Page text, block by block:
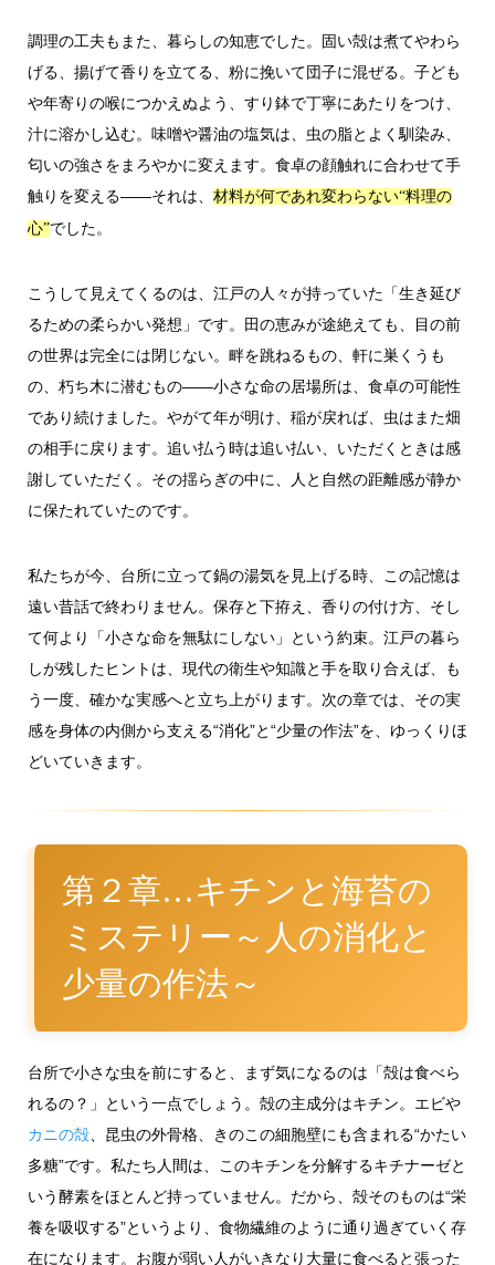
調理の工夫もまた、暮らしの知恵でした。固い殻は煮てやわら
げる、揚げて香りを立てる、粉に挽いて団子に混ぜる。子ども
や年寄りの喉につかえぬよう、すり鉢で丁寧にあたりをつけ、
汁に溶かし込む。味噌や醤油の塩気は、虫の脂とよく馴染み、
匂いの強さをまろやかに変えます。食卓の顔触れに合わせて手
触りを変える――それは、 材料が何であれ変わらない“料理の
心”でした。
こうして見えてくるのは、江戸の人々が持っていた「生き延び
るための柔らかい発想」です。田の恵みが途絶えても、目の前
の世界は完全には閉じない。畔を跳ねるもの、軒に巣くうも
の、朽ち木に潜むもの――小さな命の居場所は、食卓の可能性
であり続けました。やがて年が明け、稲が戻れば、虫はまた畑
の相手に戻ります。追い払う時は追い払い、いただくときは感
謝していただく。その揺らぎの中に、人と自然の距離感が静か
に保たれていたのです。
私たちが今、台所に立って鍋の湯気を見上げる時、この記憶は
遠い昔話で終わりません。保存と下拵え、香りの付け方、そし
て何より「小さな命を無駄にしない」という約束。江戸の暮ら
しが残したヒントは、現代の衛生や知識と手を取り合えば、も
う一度、確かな実感へと立ち上がります。次の章では、その実
感を身体の内側から支える“消化”と“少量の作法”を、ゆっくりほ
どいていきます。
第２章…キチンと海苔の
ミステリー～人の消化と
少量の作法～
台所で小さな虫を前にすると、まず気になるのは「殻は食べら
れるの？」という一点でしょう。殻の主成分はキチン。エビや
カニの殻、昆虫の外骨格、きのこの細胞壁にも含まれる“かたい
多糖”です。私たち人間は、このキチンを分解するキチナーゼと
いう酵素をほとんど持っていません。だから、殻そのものは“栄
養を吸収する”というより、食物繊維のように通り過ぎていく存
在になります。お腹が弱い人がいきなり大量に食べると張った